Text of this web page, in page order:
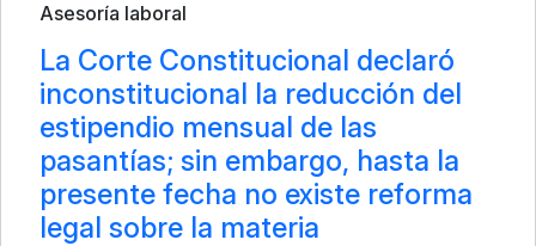
Asesoría laboral
La Corte Constitucional declaró
inconstitucional la reducción del
estipendio mensual de las
pasantías; sin embargo, hasta la
presente fecha no existe reforma
legal sobre la materia